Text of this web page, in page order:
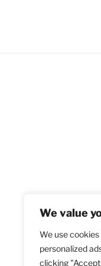
We value
We use
personalized
clicking